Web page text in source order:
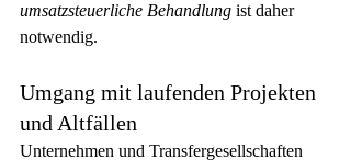
umsatzsteuerliche Behandlung ist daher
notwendig.
Umgang mit laufenden Projekten
und Altfällen
Unternehmen und Transfergesellschaften